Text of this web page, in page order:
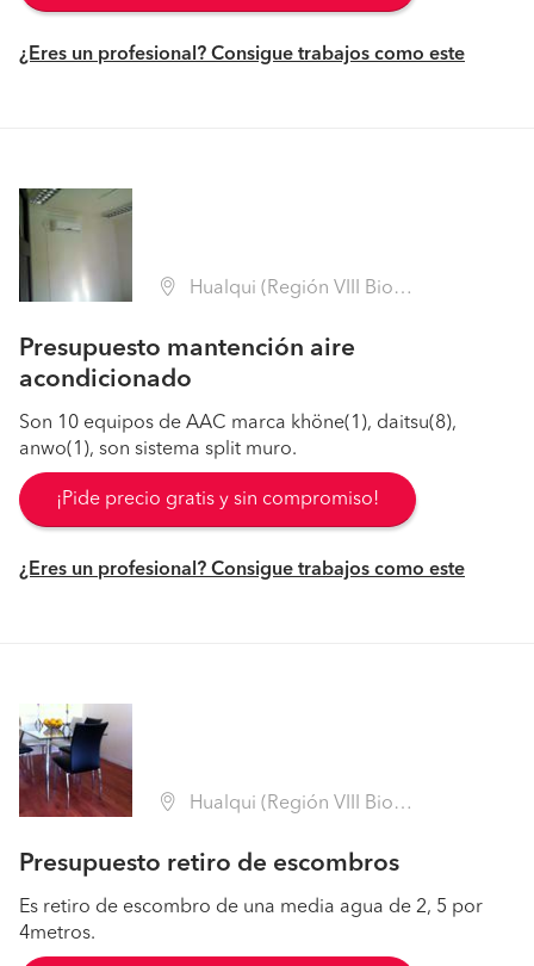
¿Eres un profesional? Consigue trabajos como este
Hualqui (Región VIII Biobío - Concepción)
Presupuesto mantención aire
acondicionado
Son 10 equipos de AAC marca khöne(1), daitsu(8),
anwo(1), son sistema split muro.
¡Pide precio gratis y sin compromiso!
¿Eres un profesional? Consigue trabajos como este
Hualqui (Región VIII Biobío - Concepción)
Presupuesto retiro de escombros
Es retiro de escombro de una media agua de 2, 5 por
4metros.